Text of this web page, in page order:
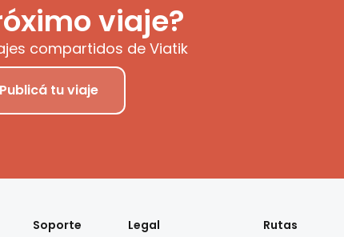
viaje?
compartidos de Viatik
Publicá tu viaje
Soporte
Legal
Rutas